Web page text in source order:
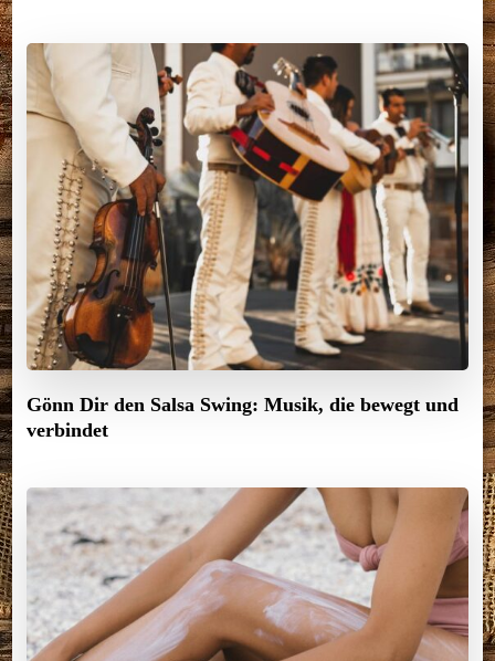
Gönn Dir den Salsa Swing: Musik, die bewegt und
verbindet